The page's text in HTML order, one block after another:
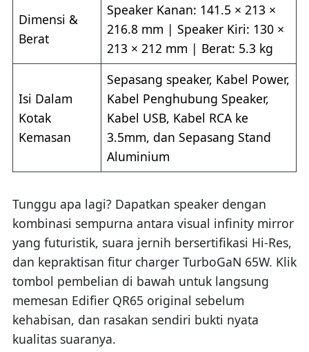
Dimensi &
Berat
Speaker Kanan: 141.5 × 213 ×
216.8 mm | Speaker Kiri: 130 ×
213 × 212 mm | Berat: 5.3 kg
Isi Dalam
Kotak
Kemasan
Sepasang speaker, Kabel Power,
Kabel Penghubung Speaker,
Kabel USB, Kabel RCA ke
3.5mm, dan Sepasang Stand
Aluminium
Tunggu apa lagi? Dapatkan speaker dengan
kombinasi sempurna antara visual infinity mirror
yang futuristik, suara jernih bersertifikasi Hi-Res,
dan kepraktisan fitur charger TurboGaN 65W. Klik
tombol pembelian di bawah untuk langsung
memesan Edifier QR65 original sebelum
kehabisan, dan rasakan sendiri bukti nyata
kualitas suaranya.